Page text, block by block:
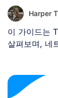
Harper
이 가이드는
살펴보며, 네